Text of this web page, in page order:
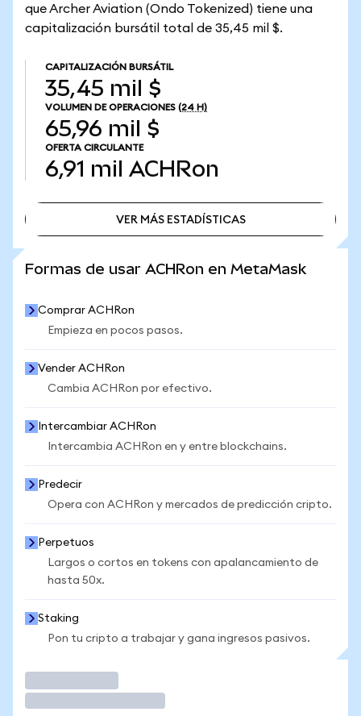
que Archer Aviation (Ondo Tokenized) tiene una
capitalización bursátil total de 35,45 mil $.
CAPITALIZACIÓN BURSÁTIL
35,45 mil $
VOLUMEN DE OPERACIONES (24 H)
65,96 mil $
OFERTA CIRCULANTE
6,91 mil ACHRon
VER MÁS ESTADÍSTICAS
Formas de usar ACHRon en MetaMask
Comprar ACHRon
Empieza en pocos pasos.
Vender ACHRon
Cambia ACHRon por efectivo.
Intercambiar ACHRon
Intercambia ACHRon en y entre blockchains.
Predecir
Opera con ACHRon y mercados de predicción cripto.
Perpetuos
Largos o cortos en tokens con apalancamiento de
hasta 50x.
Staking
Pon tu cripto a trabajar y gana ingresos pasivos.